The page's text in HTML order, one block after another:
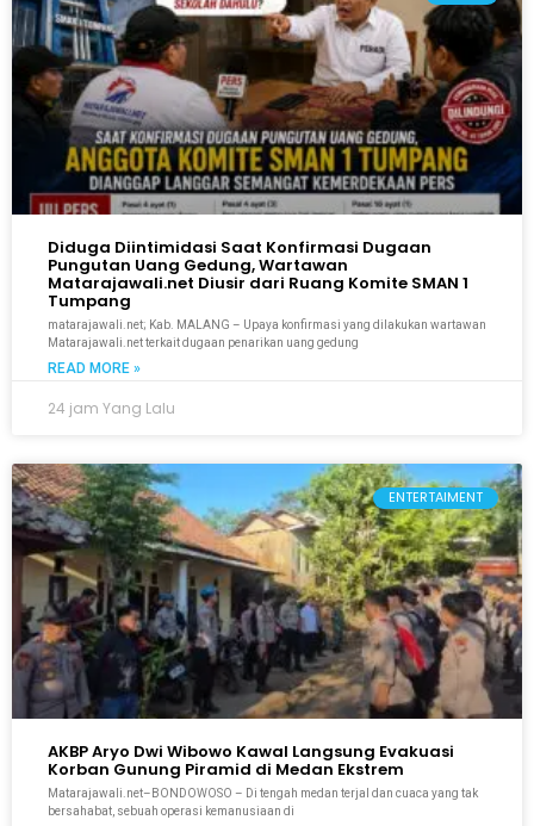
Diduga Diintimidasi Saat Konfirmasi Dugaan
Pungutan Uang Gedung, Wartawan
Matarajawali.net Diusir dari Ruang Komite SMAN 1
Tumpang
matarajawali.net; Kab. MALANG – Upaya konfirmasi yang dilakukan wartawan
Matarajawali.net terkait dugaan penarikan uang gedung
READ MORE »
24 jam Yang Lalu
ENTERTAIMENT
AKBP Aryo Dwi Wibowo Kawal Langsung Evakuasi
Korban Gunung Piramid di Medan Ekstrem
Matarajawali.net–BONDOWOSO – Di tengah medan terjal dan cuaca yang tak
bersahabat, sebuah operasi kemanusiaan di